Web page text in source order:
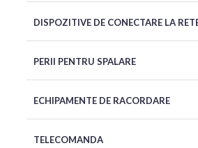
DISPOZITIVE DE CONECTARE LA
PERII PENTRU SPALARE
ECHIPAMENTE DE RACORDARE
TELECOMANDA